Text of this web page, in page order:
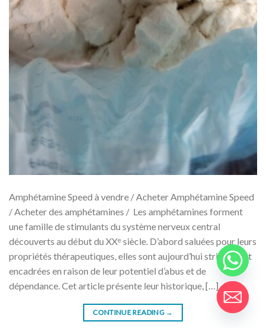
Amphétamine Speed ​​​​à vendre / Acheter Amphétamine Speed
/ Acheter des amphétamines / Les amphétamines forment
une famille de stimulants du système nerveux central
découverts au début du XXᵉ siècle. D’abord saluées pour leurs
propriétés thérapeutiques, elles sont aujourd’hui strictement
encadrées en raison de leur potentiel d’abus et de
dépendance. Cet article présente leur historique, […]
CONTINUE READING →